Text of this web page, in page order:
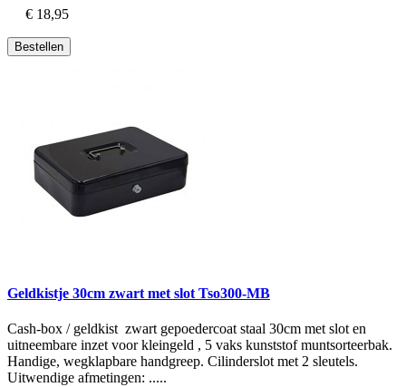
€ 18,95
Bestellen
Geldkistje 30cm zwart met slot Tso300-MB
Cash-box / geldkist zwart gepoedercoat staal 30cm met slot en
uitneembare inzet voor kleingeld , 5 vaks kunststof muntsorteerbak.
Handige, wegklapbare handgreep. Cilinderslot met 2 sleutels.
Uitwendige afmetingen: .....